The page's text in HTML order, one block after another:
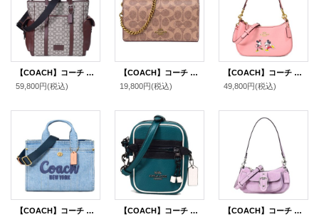
【COACH】コーチ メンズ バッグ ジャガード レザー シグネチャー スプリント トート 2WAY 斜め掛け クロスボディ トートバッグ ショルダー バッグ オーク×メイプル〔日本未発売〕
59,800円(税込)
【COACH】コーチ シグネチャー コンバーチブル ベルトバッグ 3way チェーン ショルダー 斜め掛け クラッチ ウエスト ヒップバッグ タン×ラスト〔日本未発売〕
19,800円(税込)
【COACH】コーチ ぺブルレザー ディズニー コラボ ミッキー ミニー テリ 2way クロスボディ 斜め掛け ショルダー ハンド バッグ ライトブラッシュマルチ（日本未発売）
49,800円(税込)
【COACH】コーチ バッグ デニム カーゴ トート レザー 刺繡 ロゴ 2WAY クロスボディ ショルダー ハンドバッグ トートバッグ インディゴ（日本未発売） 【COACH】コーチ ぺブルレザー ヴェイル フィービー カラーブロック クロスボディ 2way ショルダー 斜め掛け クラッチ バッグ ビリジアン（日本未発売） 【COACH】コーチ バッグ スエード レザー ミニ アシュトン 2way クロスボディ 斜め掛け ショルダー ハンドバッグ ライトバイオレット（日本未発売）